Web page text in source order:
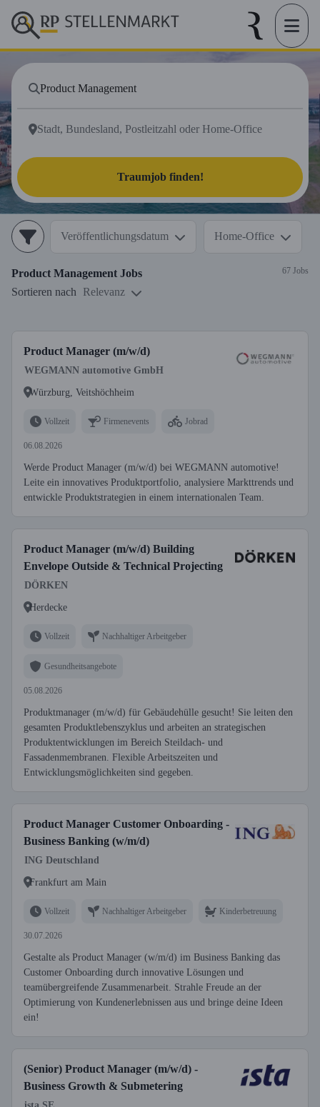
Traumjob finden!
Veröffentlichungsdatum Home-Office
Product Management Jobs 67 Jobs
Sortieren nach Relevanz
Product Manager (m/w/d)
WEGMANN automotive GmbH
Würzburg, Veitshöchheim
Vollzeit Firmenevents Jobrad
06.08.2026
Werde Product Manager (m/w/d) bei WEGMANN automotive!
Leite ein innovatives Produktportfolio, analysiere Markttrends und
entwickle Produktstrategien in einem internationalen Team.
Product Manager (m/w/d) Building
Envelope Outside & Technical Projecting
DÖRKEN
Herdecke
Vollzeit Nachhaltiger Arbeitgeber
Gesundheitsangebote
05.08.2026
Produktmanager (m/w/d) für Gebäudehülle gesucht! Sie leiten den
gesamten Produktlebenszyklus und arbeiten an strategischen
Produktentwicklungen im Bereich Steildach- und
Fassadenmembranen. Flexible Arbeitszeiten und
Entwicklungsmöglichkeiten sind gegeben.
Product Manager Customer Onboarding -
Business Banking (w/m/d)
ING Deutschland
Frankfurt am Main
Vollzeit Nachhaltiger Arbeitgeber Kinderbetreuung
30.07.2026
Gestalte als Product Manager (w/m/d) im Business Banking das
Customer Onboarding durch innovative Lösungen und
teamübergreifende Zusammenarbeit. Strahle Freude an der
Optimierung von Kundenerlebnissen aus und bringe deine Ideen
ein!
(Senior) Product Manager (m/w/d) -
Business Growth & Submetering